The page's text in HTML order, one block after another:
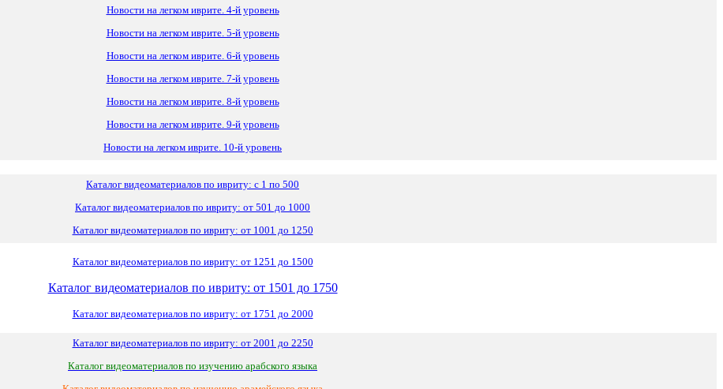
Новости на легком иврите. 4-й уровень
Новости на легком иврите. 5-й уровень
Новости на легком иврите. 6-й уровень
Новости на легком иврите. 7-й уровень
Новости на легком иврите. 8-й уровень
Новости на легком иврите. 9-й уровень
Новости на легком иврите. 10-й уровень
Каталог видеоматериалов по ивриту: с 1 по 500
Каталог видеоматериалов по ивриту: от 501 до 1000
Каталог видеоматериалов по ивриту: от 1001 до 1250
Каталог видеоматериалов по ивриту: от 1251 до 1500
Каталог видеоматериалов по ивриту: от 1501 до 1750
Каталог видеоматериалов по ивриту: от 1751 до 2000
Каталог видеоматериалов по ивриту: от 2001 до 2250
Каталог видеоматериалов по изучению арабского языка